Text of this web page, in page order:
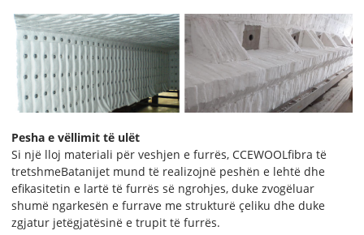
Pesha e vëllimit të ulët
Si një lloj materiali për veshjen e furrës, CCEWOOLfibra të
tretshmeBatanijet mund të realizojnë peshën e lehtë dhe
efikasitetin e lartë të furrës së ngrohjes, duke zvogëluar
shumë ngarkesën e furrave me strukturë çeliku dhe duke
zgjatur jetëgjatësinë e trupit të furrës.